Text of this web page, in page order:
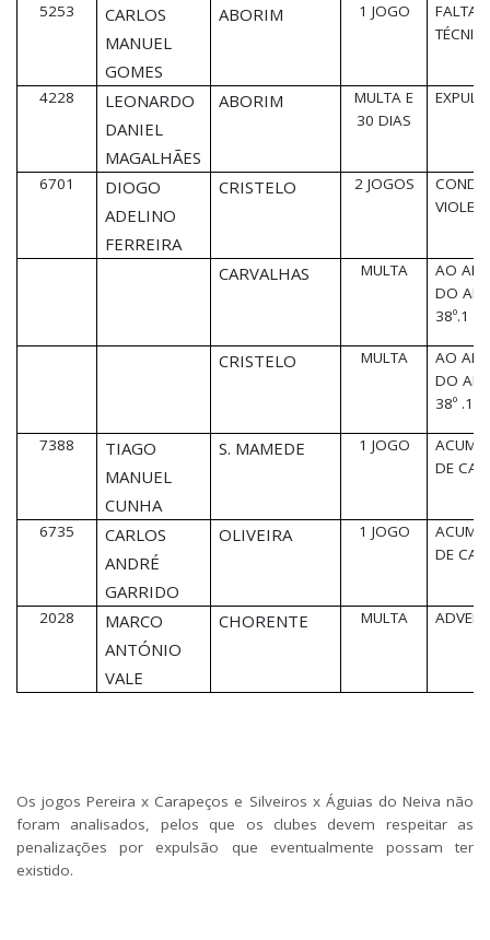
5253
CARLOS
MANUEL
GOMES
ABORIM 1 JOGO
FALTA
4228
LEONARDO
DANIEL
MAGALHÃES
ABORIM
MULTA E
30 DIAS
6701
DIOGO
ADELINO
FERREIRA
CRISTELO 2 JOGOS
CARVALHAS MULTA
AO
DO
38º.1
CRISTELO MULTA
AO
DO
38º .1
7388
TIAGO
MANUEL
CUNHA
S. MAMEDE 1 JOGO
DE
6735
CARLOS
ANDRÉ
GARRIDO
OLIVEIRA 1 JOGO
DE
2028
MARCO
ANTÓNIO
VALE
CHORENTE MULTA
Os jogos Pereira x Carapeços e Silveiros x Águias do Neiva não
foram analisados, pelos que os clubes devem respeitar as
penalizações por expulsão que eventualmente possam ter
existido.